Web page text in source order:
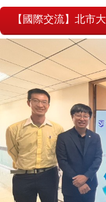
【國際交流】北市